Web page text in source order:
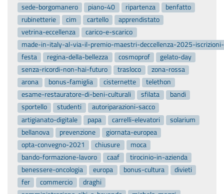
sede-borgomanero
piano-40 ripartenza
benfatto
rubinetterie
cim cartello
apprendistato
vetrina-eccellenza
carico-e-scarico
made-in-italy-al-via-il-premio-maestri-deccellenza-2025-
festa
regina-della-bellezza cosmoprof
gelato-day
senza-ricordi-non-hai-futuro
trasloco
zona-rossa
arona
bonus-famiglia cisternette
telethon
esame-restauratore-di-beni-culturali
sfilata
bandi
sportello
studenti
autoriparazioni-sacco
artigianato-digitale
papa carrelli-elevatori
solarium
bellanova
prevenzione
giornata-europea
opta-convegno-2021
chiusure
moca
bando-formazione-lavoro
caaf
tirocinio-in-azienda
benessere-oncologia
europa bonus-cultura
divieti
fer
commercio
draghi